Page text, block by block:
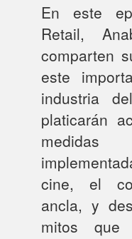
En este
Retail,
comparten
este
industria
platicarán
cine, el
ancla, y
mitos que